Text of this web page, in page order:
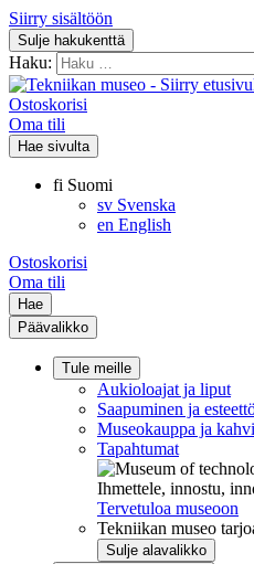
Siirry sisältöön
Sulje hakukenttä
Haku:
Ostoskorisi
Oma tili
Hae sivulta
fi Suomi
sv Svenska
en English
Ostoskorisi
Oma tili
Hae
Päävalikko
Tule meille
Aukioloajat ja liput
Saapuminen ja
Museokauppa ja
Tapahtumat
Ihmettele, innostu,
Tervetuloa museoon
Tekniikan museo
Sulje alavalikko